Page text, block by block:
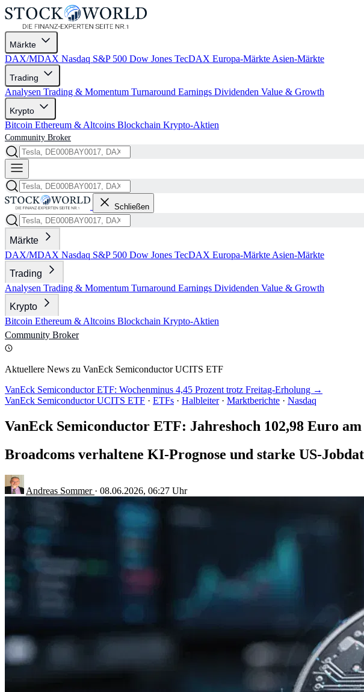
Märkte
DAX/MDAX Nasdaq S&P 500 Dow Jones TecDAX Europa-Märkte Asien-Märkte
Trading
Analysen Trading & Momentum Turnaround Earnings Dividenden Value & Growth
Krypto
Bitcoin Ethereum & Altcoins Blockchain Krypto-Aktien
Community Broker
Schließen
Märkte
DAX/MDAX Nasdaq S&P 500 Dow Jones TecDAX Europa-Märkte Asien-Märkte
Trading
Analysen Trading & Momentum Turnaround Earnings Dividenden Value & Growth
Krypto
Bitcoin Ethereum & Altcoins Blockchain Krypto-Aktien
Community Broker
Aktuellere News zu VanEck Semiconductor UCITS ETF
VanEck Semiconductor ETF: Wochenminus 4,45 Prozent trotz Freitag-Erholung →
VanEck Semiconductor UCITS ETF · ETFs · Halbleiter · Marktberichte · Nasdaq
VanEck Semiconductor ETF: Jahreshoch 102,98 Euro
Broadcoms verhaltene KI-Prognose und starke US-
Andreas Sommer · 08.06.2026, 06:27 Uhr